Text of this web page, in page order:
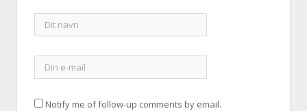
Notify me of follow-up comments by email.